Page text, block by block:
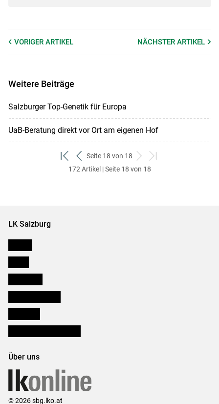
VORIGER ARTIKEL NÄCHSTERARTIKEL
Weitere Beiträge
Salzburger Top-Genetik für Europa
UaB-Beratung direkt vor Ort am eigenen Hof
zum
ersten
zurück
zum
Seite 18 von 18
weiter
zum
zum
172 Artikel | Seite 18 von 18
LK Salzburg
Über uns
© 2026 sbg.lko.at